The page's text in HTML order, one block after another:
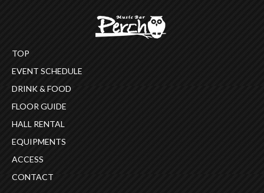
TOP
EVENT SCHEDULE
DRINK & FOOD
FLOOR GUIDE
HALL RENTAL
EQUIPMENTS
ACCESS
CONTACT